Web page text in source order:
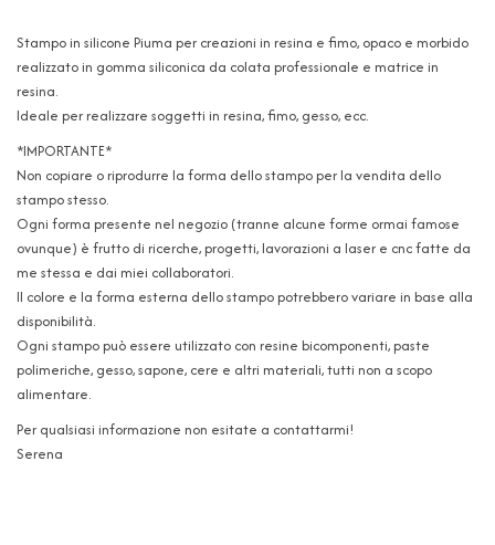
Stampo in silicone Piuma per creazioni in resina e fimo, opaco e morbido
realizzato in gomma siliconica da colata professionale e matrice in
resina.
Ideale per realizzare soggetti in resina, fimo, gesso, ecc.
*IMPORTANTE*
Non copiare o riprodurre la forma dello stampo per la vendita dello
stampo stesso.
Ogni forma presente nel negozio (tranne alcune forme ormai famose
ovunque) è frutto di ricerche, progetti, lavorazioni a laser e cnc fatte da
me stessa e dai miei collaboratori.
Il colore e la forma esterna dello stampo potrebbero variare in base alla
disponibilità.
Ogni stampo può essere utilizzato con resine bicomponenti, paste
polimeriche, gesso, sapone, cere e altri materiali, tutti non a scopo
alimentare.
Per qualsiasi informazione non esitate a contattarmi!
Serena